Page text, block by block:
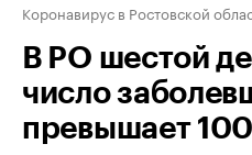
Коронавирус в Ростовской
В РО шестой
число
превышает